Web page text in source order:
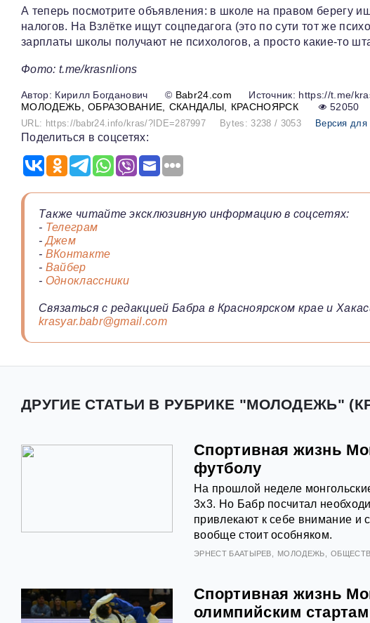
А теперь посмотрите объявления: в школе на правом берегу
налогов. На Взлётке ищут соцпедагога (это по сути тот же
зарплаты школы получают не психологов, а просто какие-то
Фото: t.me/krasnlions
Кирилл Богданович © Babr24.com
Источник: https://t.me/
МОЛОДЕЖЬ
ОБРАЗОВАНИЕ СКАНДАЛЫ КРАСНОЯРСК 52050
URL: https://babr24.info/kras/?IDE=287997 Bytes: 3238 / 3053 Версия для
Поделиться в соцсетях:
Также читайте эксклюзивную информацию в соцсетях:
- Телеграм
-Джем
- ВКонтакте
- Вайбер
- Одноклассники
Связаться с редакцией Бабра в Красноярском крае и
krasyar.babr@gmail.com
ДРУГИЕ СТАТЬИ В РУБРИКЕ "МОЛОДЕЖЬ"
Спортивная жизнь
футболу
На прошлой неделе
3х3. Но Бабр посчитал
привлекают к себе внимание
вообще стоит особняком.
ЭРНЕСТ БААТЫРЕВ МОЛОДЕЖЬ
Спортивная жизнь
олимпийским стартам